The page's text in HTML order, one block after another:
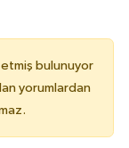
etmiş bulunuyor
yorumlardan